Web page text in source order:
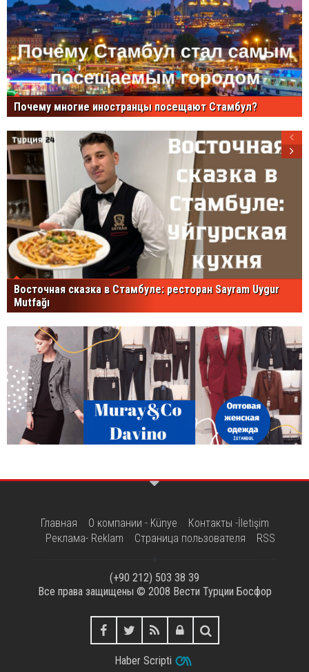
Почему многие иностранцы посещают Стамбул?
Восточная сказка в Стамбуле: ресторан Sayram Uygur
Mutfağı
Главная О компании - Künye
Контакты -İletişim
Реклама- Reklam
Страница пользователя RSS
(+90 212) 503 38 39
Все права защищены © 2008 Вести Турции Босфор
Haber Scripti